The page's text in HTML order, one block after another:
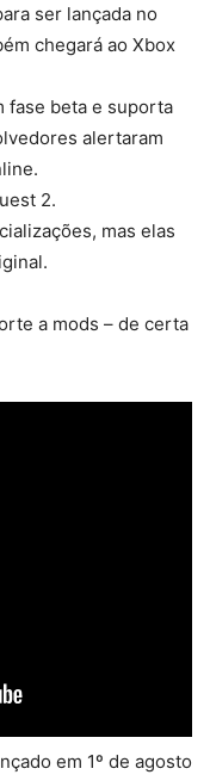
ser lançada no
chegará ao Xbox
fase beta e suporta
alertaram
2.
mas elas
a mods – de certa
em 1º de agosto